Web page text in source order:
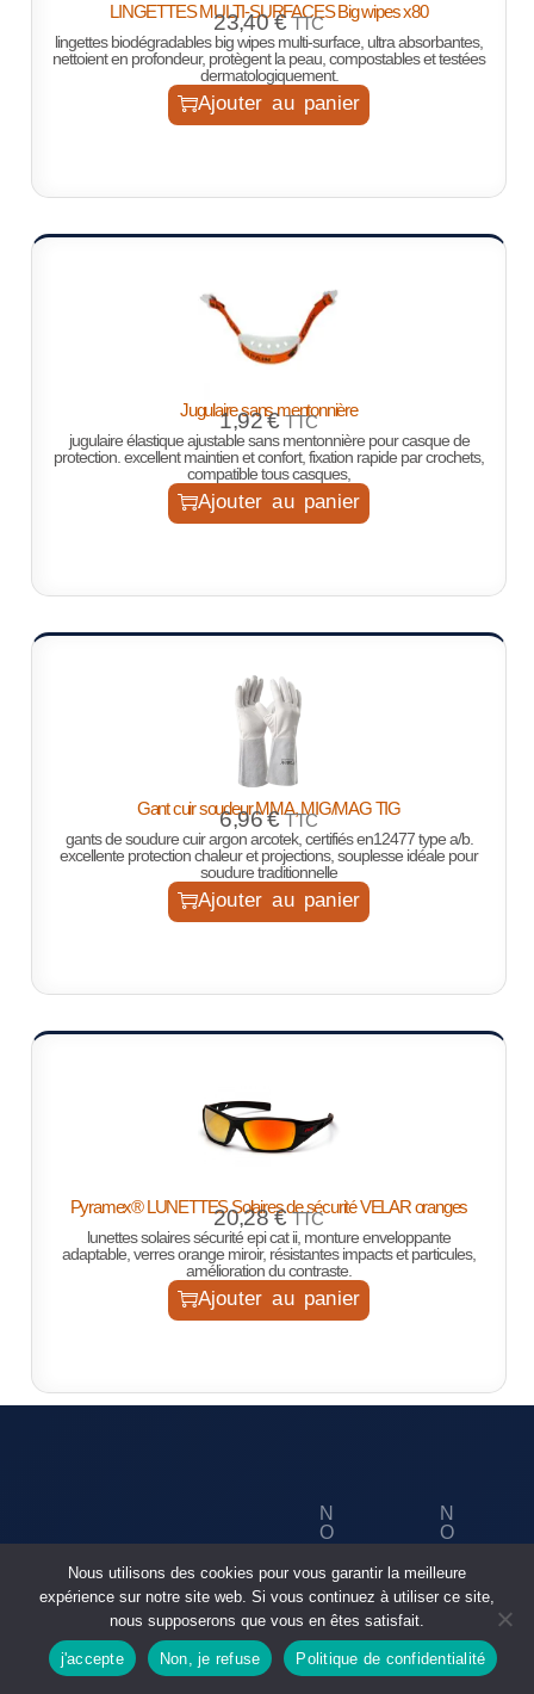
LINGETTES MULTI-SURFACES Big wipes x80
23,40€ TTC
lingettes biodégradables big wipes multi-surface, ultra absorbantes,
nettoient en profondeur, protègent la peau, compostables et testées
dermatologiquement.
Ajouter au panier
Jugulaire sans mentonnière
1,92€ TTC
jugulaire élastique ajustable sans mentonnière pour casque de
protection. excellent maintien et confort, fixation rapide par crochets,
compatible tous casques,
Ajouter au panier
Gant cuir soudeur MMA, MIG/MAG TIG
6,96€ TTC
gants de soudure cuir argon arcotek, certifiés en12477 type a/b.
excellente protection chaleur et projections, souplesse idéale pour
soudure traditionnelle
Ajouter au panier
Pyramex® LUNETTES Solaires de sécurité VELAR oranges
20,28€ TTC
lunettes solaires sécurité epi cat ii, monture enveloppante
adaptable, verres orange miroir, résistantes impacts et particules,
amélioration du contraste.
Ajouter au panier
Boutique rechercher
O
S
O
D
E
N
TI
É
S
A
N
O
S
C
O
N
TA
C
N
O
R
É
S
A
U
Nous utilisons des cookies pour vous garantir la meilleure
expérience sur notre site web. Si vous continuez à utiliser ce site,
nous supposerons que vous en êtes satisfait.
j'accepte Non, je refuse Politique de confidentialité